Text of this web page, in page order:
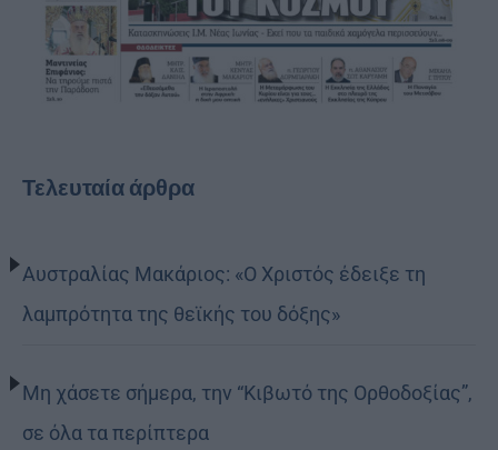
Τελευταία άρθρα
Αυστραλίας Μακάριος: «Ο Χριστός έδειξε τη
λαμπρότητα της θεϊκής του δόξης»
Μη χάσετε σήμερα, την “Κιβωτό της Ορθοδοξίας”,
σε όλα τα περίπτερα